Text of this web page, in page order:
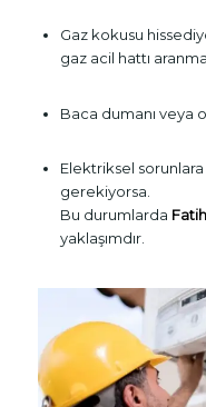
Gaz kokusu
gaz acil hattı
Baca dumanı veya
Elektriksel sorunlara
gerekiyorsa.
Bu durumlarda
yaklaşımdır.